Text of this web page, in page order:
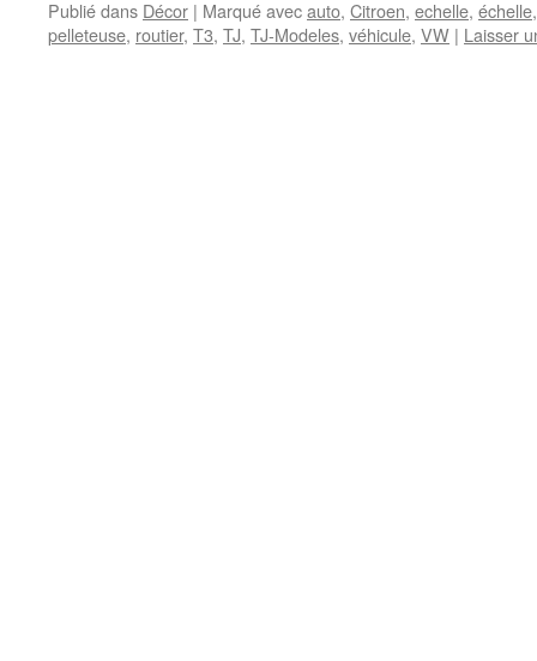
Publié dans Décor | Marqué avecauto, Citroen, echelle, échelle
pelleteuse, routier, T3, TJ, TJ-Modeles, véhicule, VW | Laisser